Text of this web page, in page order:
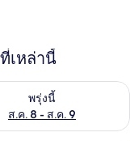
เหล่านี้
ส.ค. 8พรุ่งนี้
ส.ค. 8 - ส.ค. 9
จำนวนห้องพักว่างใน